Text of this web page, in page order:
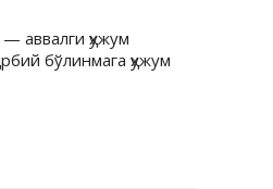
аввалги ҳужум
бўлинмага ҳужум